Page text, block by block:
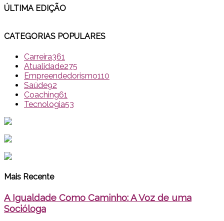
ÚLTIMA EDIÇÃO
CATEGORIAS POPULARES
Carreira361
Atualidade275
Empreendedorismo110
Saúde92
Coaching61
Tecnologia53
Mais Recente
A Igualdade Como Caminho: A Voz de uma
Socióloga